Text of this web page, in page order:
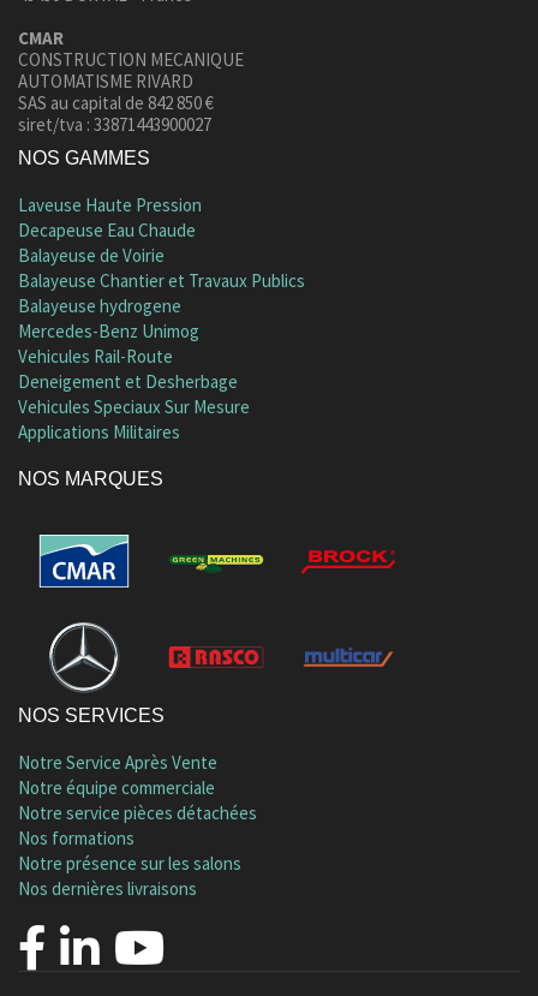
CMAR
CONSTRUCTION MECANIQUE
AUTOMATISME RIVARD
SAS au capital de 842 850 €
siret/tva : 33871443900027
NOS GAMMES
Laveuse Haute Pression
Decapeuse Eau Chaude
Balayeuse de Voirie
Balayeuse Chantier et Travaux Publics
Balayeuse hydrogene
Mercedes-Benz Unimog
Vehicules Rail-Route
Deneigement et Desherbage
Vehicules Speciaux Sur Mesure
Applications Militaires
NOS MARQUES
NOS SERVICES
Notre Service Après Vente
Notre équipe commerciale
Notre service pièces détachées
Nos formations
Notre présence sur les salons
Nos dernières livraisons